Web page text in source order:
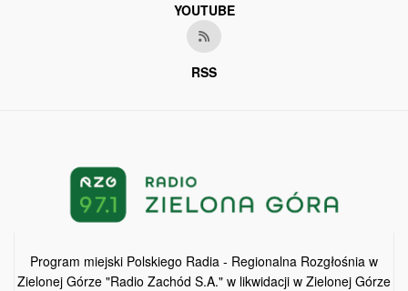
YOUTUBE
RSS
Program miejski Polskiego Radia - Regionalna Rozgłośnia w
Zielonej Górze "Radio Zachód S.A." w likwidacji w Zielonej Górze